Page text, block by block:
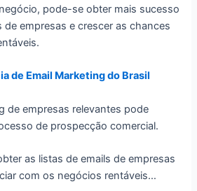
pode-se obter mais sucesso
empresas e crescer as chances
de Email Marketing do Brasil
de empresas relevantes pode
de prospecção comercial.
as listas de emails de empresas
com os negócios rentáveis…